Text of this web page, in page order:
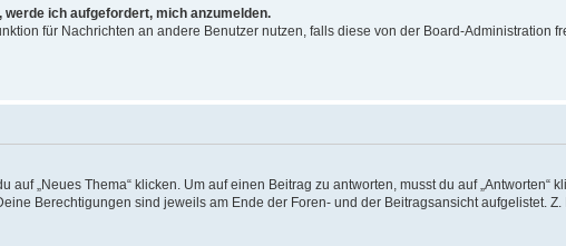
ich aufgefordert, mich anzumelden.
für Nachrichten an andere Benutzer nutzen, falls diese von der Board-Administration
auf „Neues Thema“ klicken. Um auf einen Beitrag zu antworten, musst du auf „Antworten“
Berechtigungen sind jeweils am Ende der Foren- und der Beitragsansicht aufgelistet. Z.